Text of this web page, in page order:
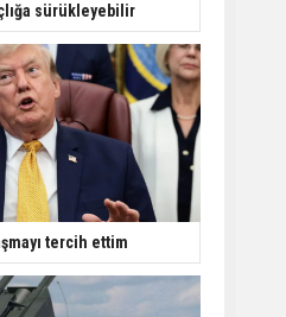
sürükleyebilir
tercih ettim